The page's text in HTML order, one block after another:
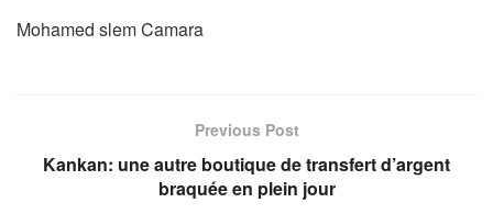
Mohamed slem Camara
Previous Post
Kankan: une autre boutique de transfert d’argent
braquée en plein jour